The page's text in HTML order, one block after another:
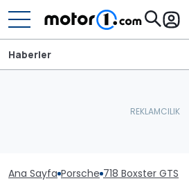
Haberler
Ana Sayfa Porsche 718 Boxster GTS